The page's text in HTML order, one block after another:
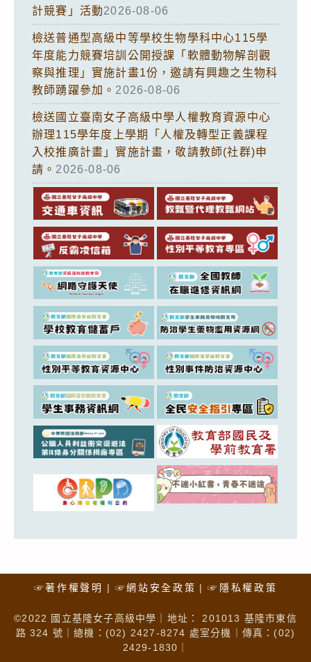
計競賽」活動2026-08-06
檢送普通型高級中等學校生物學科中心115學
年度能力競賽培訓公開授課「軟體動物解剖觀
察與推理」實施計畫1份，邀請有興趣之生物科
教師踴躍參加。 2026-08-06
檢送國立臺南女子高級中學人權教育資源中心
辦理115學年度上學期「人權及轉型正義課程
入校推廣計畫」實施計畫，敬請教師(社群)申
請。 2026-08-06
☞著作權聲明 ☞網站安全政策 ☞隱私權政策
©2022 國立基隆女子高級中學｜地址： 201013 基隆市東信
路 324 號｜總機：(02) 2427-8274 處室分機｜傳真：(02)
2429-1830｜